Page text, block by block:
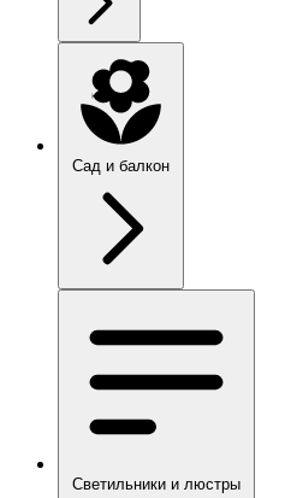
Сад и балкон
Светильники и люстры